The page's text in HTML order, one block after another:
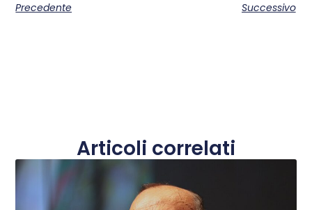
Precedente Successivo
Articoli correlati